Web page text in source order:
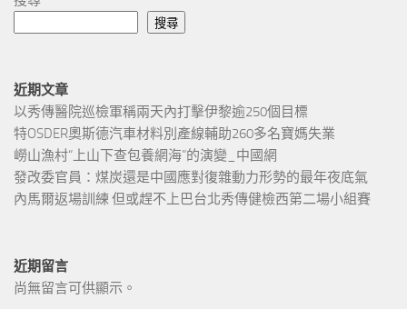
搜尋
近期文章
以秀傳醫院巡檢軍稱兩天內打擊伊黎逾250個目標
特OSDER奧斯德汽車材料別產線輔助260多名寶媽失業
嶗山漁村“上山下查包養網海”的演變_中國網
發改委官員：煤炭還是中國應對復雜動力形勢的最年夜底氣
內馬爾返場訓練 但或趕不上巴台北秀傳健檢西第二場小組賽
近期留言
尚無留言可供顯示。